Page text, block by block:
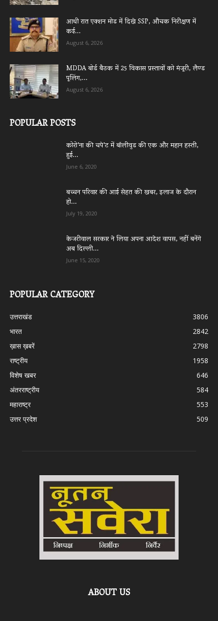
आधी रात एक्शन मोड में दिखे SSP, औचक निरीक्षण में
कई...
August 6, 2026
MDDA बोर्ड बैठक में 25 विकास प्रस्तावों को मंजूरी, लैण्ड
पूलिंग,...
August 6, 2026
POPULAR POSTS
कोरो’ना की चपे’ट में बॉलीवुड की एक और महान हस्ती,
हुई...
June 6, 2020
बच्चन परिवार की आई सेहत की खबर, इलाज के दौरान
हो...
July 19, 2020
केजरीवाल सरकार ने लिया अपना आदेश वापस, नहीं बनेंगे
अब दिल्ली...
June 15, 2020
POPULAR CATEGORY
उत्तराखंड
3806
भारत
2842
ख़ास ख़बरें
2798
राष्ट्रीय
1958
विशेष खबर
646
अंतरराष्ट्रीय
584
महाराष्ट्र
553
उत्तर प्रदेश
509
ABOUT US